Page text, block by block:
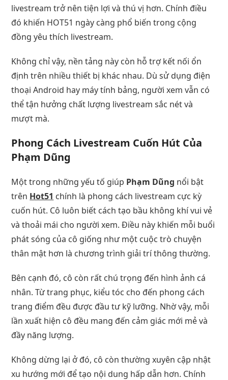
livestream trở nên tiện lợi và thú vị hơn. Chính điều
đó khiến HOT51 ngày càng phổ biến trong cộng
đồng yêu thích livestream.
Không chỉ vậy, nền tảng này còn hỗ trợ kết nối ổn
định trên nhiều thiết bị khác nhau. Dù sử dụng điện
thoại Android hay máy tính bảng, người xem vẫn có
thể tận hưởng chất lượng livestream sắc nét và
mượt mà.
Phong Cách Livestream Cuốn Hút Của
Phạm Dũng
Một trong những yếu tố giúp Phạm Dũng nổi bật
trên Hot51 chính là phong cách livestream cực kỳ
cuốn hút. Cô luôn biết cách tạo bầu không khí vui vẻ
và thoải mái cho người xem. Điều này khiến mỗi buổi
phát sóng của cô giống như một cuộc trò chuyện
thân mật hơn là chương trình giải trí thông thường.
Bên cạnh đó, cô còn rất chú trọng đến hình ảnh cá
nhân. Từ trang phục, kiểu tóc cho đến phong cách
trang điểm đều được đầu tư kỹ lưỡng. Nhờ vậy, mỗi
lần xuất hiện cô đều mang đến cảm giác mới mẻ và
đầy năng lượng.
Không dừng lại ở đó, cô còn thường xuyên cập nhật
xu hướng mới để tạo nội dung hấp dẫn hơn. Chính